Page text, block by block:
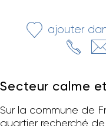
ajouter
Secteur calme
Sur la commune de
quartier recherché